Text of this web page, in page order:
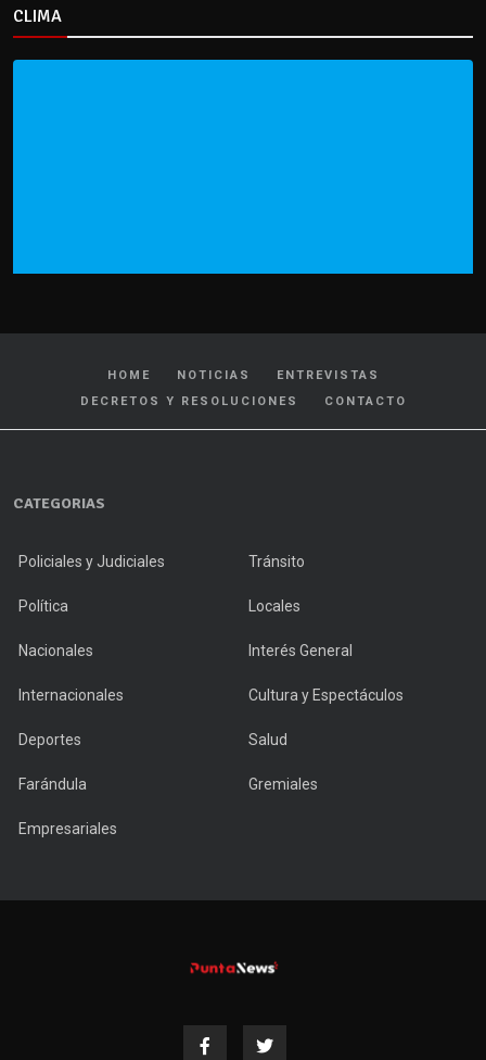
CLIMA
HOME NOTICIAS
ENTREVISTAS
DECRETOS Y RESOLUCIONES
CONTACTO
CATEGORIAS
Policiales y Judiciales Tránsito
Política Locales
Nacionales Interés General
Internacionales Cultura y Espectáculos
Deportes Salud
Farándula Gremiales
Empresariales